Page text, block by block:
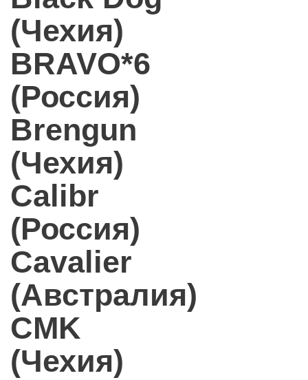
(Чехия)
BRAVO*6
(Россия)
Brengun
(Чехия)
Calibr
(Россия)
Cavalier
(Австралия)
CMK
(Чехия)